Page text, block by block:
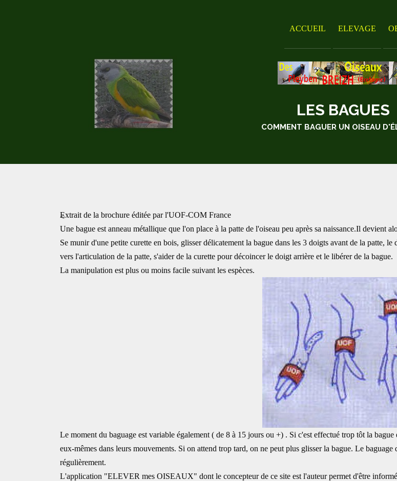
LES BAGUES
COMMENT BAGUER UN OISEAU
<
ACCUEIL ELEVAGE
Extrait de la brochure éditée par l'UOF-COM France
Une bague est anneau métallique que l'on place à la patte de l'oiseau peu après sa naissance.Il devient
Se munir d'une petite curette en bois, glisser délicatement la bague dans les 3 doigts avant de la patte,
vers l'articulation de la patte, s'aider de la curette pour décoincer le doigt arrière et le libérer de la bague.
La manipulation est plus ou moins facile suivant les espèces.
Le moment du baguage est variable également ( de 8 à 15 jours ou +) . Si c'est effectué trop tôt la
eux-mêmes dans leurs mouvements. Si on attend trop tard, on ne peut plus glisser la bague. Le
régulièrement.
L'application "ELEVER mes OISEAUX" dont le concepteur de ce site est l'auteur permet d'être informé